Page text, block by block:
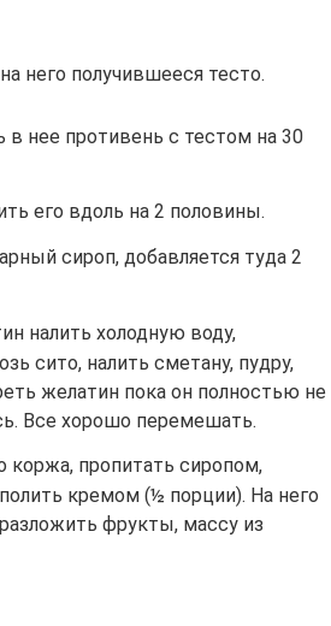
него получившееся тесто.
в нее противень с тестом на 30
его вдоль на 2 половины.
сироп, добавляется туда 2
налить холодную воду,
сито, налить сметану, пудру,
желатин пока он полностью не
Все хорошо перемешать.
коржа, пропитать сиропом,
кремом (½ порции). На него
фрукты, массу из